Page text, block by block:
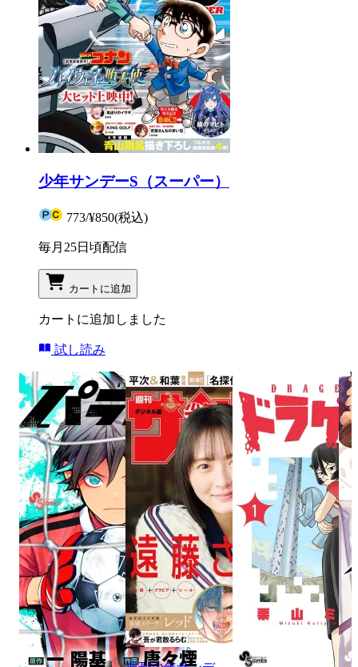
少年サンデーS（スーパー）
773/¥850(税込)
毎月25日頃配信
カートに追加
カートに追加しました
試し読み